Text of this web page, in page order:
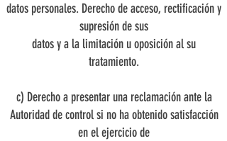
datos personales. Derecho de acceso, rectificación y
supresión de sus
datos y a la limitación u oposición al su
tratamiento.
c) Derecho a presentar una reclamación ante la
Autoridad de control si no ha obtenido satisfacción
en el ejercicio de